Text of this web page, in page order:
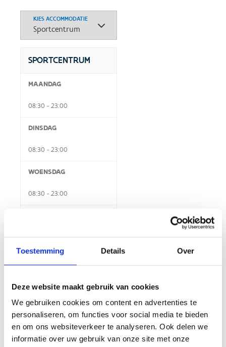
Toestemming Details Over
Deze website maakt gebruik van cookies
We gebruiken cookies om content en advertenties te
personaliseren, om functies voor social media te bieden
en om ons websiteverkeer te analyseren. Ook delen we
informatie over uw gebruik van onze site met onze
KIES ACCOMMODATIE
SPORTCENTRUM
MAANDAG
08:30 - 23:00
DINSDAG
08:30 - 23:00
WOENSDAG
08:30 - 23:00
08:30 - 23:00
ZATERDAG
08:30 - 20:00